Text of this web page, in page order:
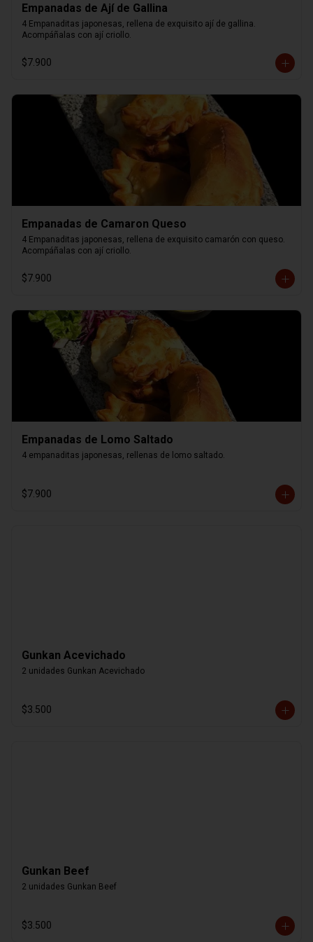
Empanadas de Ají de Gallina
4 Empanaditas japonesas, rellena de exquisito ají de gallina.
Acompáñalas con ají criollo.
$7.900
Empanadas de Camaron Queso
4 Empanaditas japonesas, rellena de exquisito camarón con queso.
Acompáñalas con ají criollo.
$7.900
Empanadas de Lomo Saltado
4 empanaditas japonesas, rellenas de lomo saltado.
$7.900
Gunkan Acevichado
2 unidades Gunkan Acevichado
$3.500
Gunkan Beef
2 unidades Gunkan Beef
$3.500